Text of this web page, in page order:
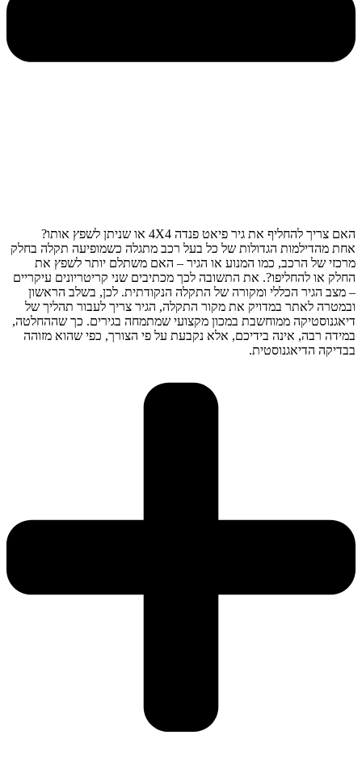
האם צריך להחליף את גיר פיאט פנדה 4X4 או שניתן לשפץ אותו?
אחת מהדילמות הגדולות של כל בעל רכב מתגלה כשמופיעה תקלה בחלק
מרכזי של הרכב, כמו המנוע או הגיר – האם משתלם יותר לשפץ את
החלק או להחליפו?. את התשובה לכך מכתיבים שני קריטריונים עיקריים
– מצב הגיר הכללי ומקורה של התקלה הנקודתית. לכן, בשלב הראשון
ובמטרה לאתר במדויק את מקור התקלה, הגיר צריך לעבור תהליך של
דיאגנוסטיקה ממוחשבת במכון מקצועי שמתמחה בגירים. כך שההחלטה,
במידה רבה, אינה בידיכם, אלא נקבעת על פי הצורך, כפי שהוא מזוהה
בבדיקה הדיאגנוסטית.